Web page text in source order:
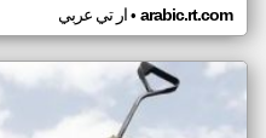
ار تي عربي• arabic.rt.com